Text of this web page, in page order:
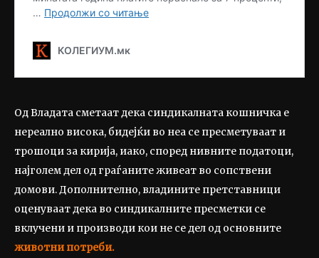
Од Владата сметаат дека синдикалната кошничка е
нереално висока, бидејќи во неа се пресметуваат и
трошоци за кирија, иако, според нивните податоци,
најголем дел од граѓаните живеат во сопствени
домови. Дополнително, владините претставници
оценуваат дека во синдикалните пресметки се
вклучени и производи кои не се дел од основните
животни потреби.